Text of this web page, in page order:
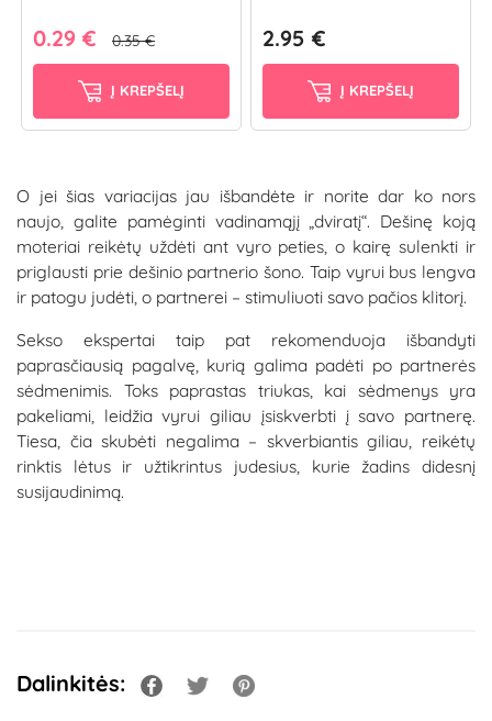
0.29 € 0.35 €
Į KREPŠELĮ
2.95 €
Į KREPŠELĮ
O jei šias variacijas jau išbandėte ir norite dar ko nors
naujo, galite pamėginti vadinamąjį „dviratį“. Dešinę koją
moteriai reikėtų uždėti ant vyro peties, o kairę sulenkti ir
priglausti prie dešinio partnerio šono. Taip vyrui bus lengva
ir patogu judėti, o partnerei – stimuliuoti savo pačios klitorį.
Sekso ekspertai taip pat rekomenduoja išbandyti
paprasčiausią pagalvę, kurią galima padėti po partnerės
sėdmenimis. Toks paprastas triukas, kai sėdmenys yra
pakeliami, leidžia vyrui giliau įsiskverbti į savo partnerę.
Tiesa, čia skubėti negalima – skverbiantis giliau, reikėtų
rinktis lėtus ir užtikrintus judesius, kurie žadins didesnį
susijaudinimą.
Dalinkitės: